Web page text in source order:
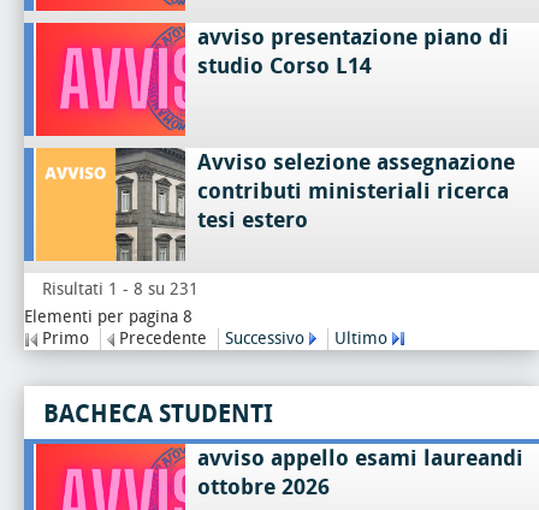
avviso presentazione piano di
studio Corso L14
Avviso selezione assegnazione
contributi ministeriali ricerca
tesi estero
Risultati 1 - 8 su 231
Elementi per pagina 8
Primo
Precedente Successivo Ultimo
BACHECA STUDENTI
avviso appello esami laureandi
ottobre 2026